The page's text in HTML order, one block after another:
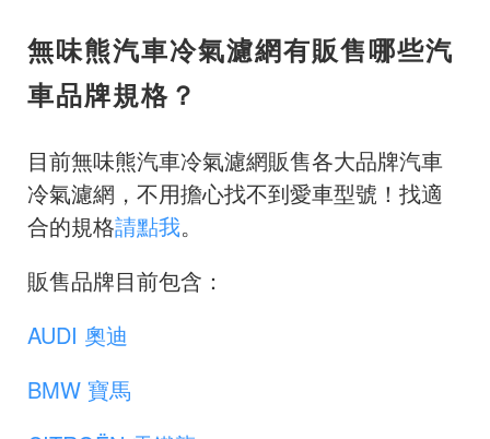
無味熊汽車冷氣濾網有販售哪些汽
車品牌規格？
目前無味熊汽車冷氣濾網販售各大品牌汽車
冷氣濾網，不用擔心找不到愛車型號！找適
合的規格請點我。
販售品牌目前包含：
AUDI 奧迪
BMW 寶馬